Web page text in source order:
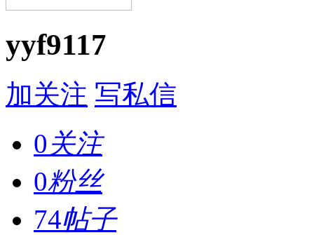
yyf9117
加关注 写私信
0关注
0粉丝
74帖子